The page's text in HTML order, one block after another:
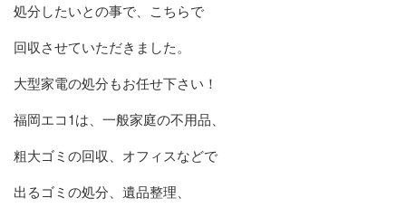
処分したいとの事で、こちらで
回収させていただきました。
大型家電の処分もお任せ下さい！
福岡エコ1は、一般家庭の不用品、
粗大ゴミの回収、オフィスなどで
出るゴミの処分、遺品整理、